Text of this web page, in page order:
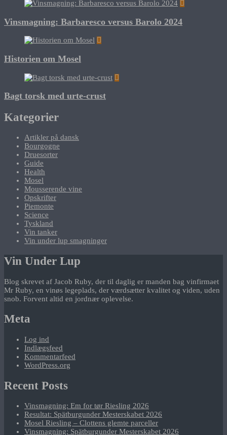
Vinsmagning: Barbaresco versus Barolo 2024
Historien om Mosel
Bagt torsk med urte-crust
Kategorier
Artikler på dansk
Bourgogne
Druesorter
Guide
Health
Mosel
Mousserende vine
Opskrifter
Piemonte
Science
Tyskland
Vin tanker
Vin under lup smagninger
Vin Under Lup
Blog skrevet af Jacob Ruby, der til daglig er manden bag vinfirmaet
Mr Ruby, en vinøs legeplads, der værdsætter kvalitet og viden, uden
snob. Forvent altid en jordnær oplevelse.
Meta
Log ind
Indlægsfeed
Kommentarfeed
WordPress.org
Recent Posts
Vinsmagning: Em for tør Riesling 2026
Resultat: Spätburgunder Mesterskabet 2026
Mosel Riesling – Clottens glemte parceller
Vinsmagning: Spätburgunder Mesterskabet 2026